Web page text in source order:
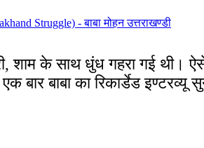
Struggle) - बाबा मोहन उत्तराखण्डी
शाम के साथ धुंध गहरा गई थी।
बाबा का रिकार्डेड